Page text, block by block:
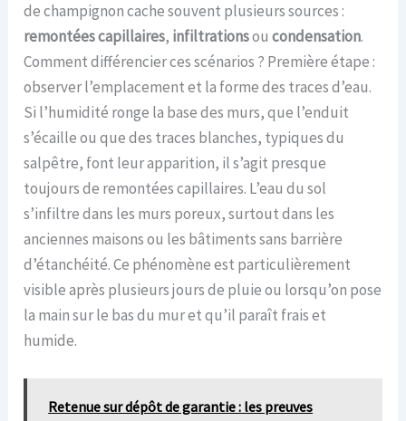
de champignon cache souvent plusieurs sources :
remontées capillaires, infiltrationsoucondensation.
Comment différencier ces scénarios ? Première étape :
observer l’emplacement et la forme des traces d’eau.
Si l’humidité ronge la base des murs, que l’enduit
s’écaille ou que des traces blanches, typiques du
salpêtre, font leur apparition, il s’agit presque
toujours de remontées capillaires. L’eau du sol
s’infiltre dans les murs poreux, surtout dans les
anciennes maisons ou les bâtiments sans barrière
d’étanchéité. Ce phénomène est particulièrement
visible après plusieurs jours de pluie ou lorsqu’on pose
la main sur le bas du mur et qu’il paraît frais et
humide.
Retenue sur dépôt de garantie : les preuves